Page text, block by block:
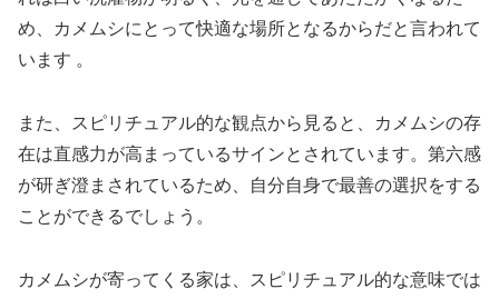
め、カメムシにとって快適な場所となるからだと言われて
います 。
また、スピリチュアル的な観点から見ると、カメムシの存
在は直感力が高まっているサインとされています。第六感
が研ぎ澄まされているため、自分自身で最善の選択をする
ことができるでしょう。
カメムシが寄ってくる家は、スピリチュアル的な意味では